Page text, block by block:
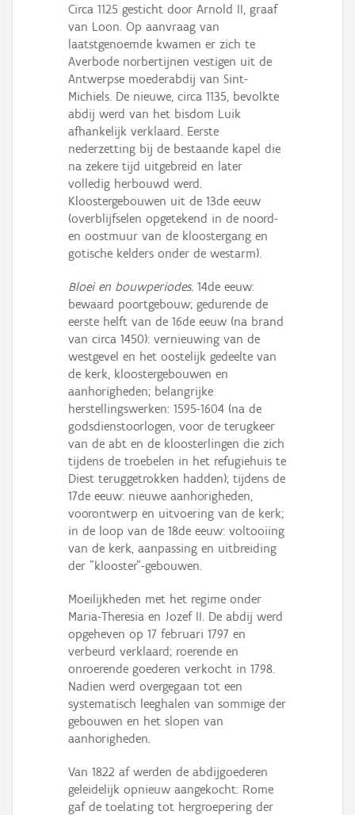
Circa 1125 gesticht door Arnold II, graaf
van Loon. Op aanvraag van
laatstgenoemde kwamen er zich te
Averbode norbertijnen vestigen uit de
Antwerpse moederabdij van Sint-
Michiels. De nieuwe, circa 1135, bevolkte
abdij werd van het bisdom Luik
afhankelijk verklaard. Eerste
nederzetting bij de bestaande kapel die
na zekere tijd uitgebreid en later
volledig herbouwd werd.
Kloostergebouwen uit de 13de eeuw
(overblijfselen opgetekend in de noord-
en oostmuur van de kloostergang en
gotische kelders onder de westarm).
Bloei en bouwperiodes. 14de eeuw:
bewaard poortgebouw; gedurende de
eerste helft van de 16de eeuw (na brand
van circa 1450): vernieuwing van de
westgevel en het oostelijk gedeelte van
de kerk, kloostergebouwen en
aanhorigheden; belangrijke
herstellingswerken: 1595-1604 (na de
godsdienstoorlogen, voor de terugkeer
van de abt en de kloosterlingen die zich
tijdens de troebelen in het refugiehuis te
Diest teruggetrokken hadden); tijdens de
17de eeuw: nieuwe aanhorigheden,
voorontwerp en uitvoering van de kerk;
in de loop van de 18de eeuw: voltooiing
van de kerk, aanpassing en uitbreiding
der "klooster"-gebouwen.
Moeilijkheden met het regime onder
Maria-Theresia en Jozef II. De abdij werd
opgeheven op 17 februari 1797 en
verbeurd verklaard; roerende en
onroerende goederen verkocht in 1798.
Nadien werd overgegaan tot een
systematisch leeghalen van sommige der
gebouwen en het slopen van
aanhorigheden.
Van 1822 af werden de abdijgoederen
geleidelijk opnieuw aangekocht: Rome
gaf de toelating tot hergroepering der